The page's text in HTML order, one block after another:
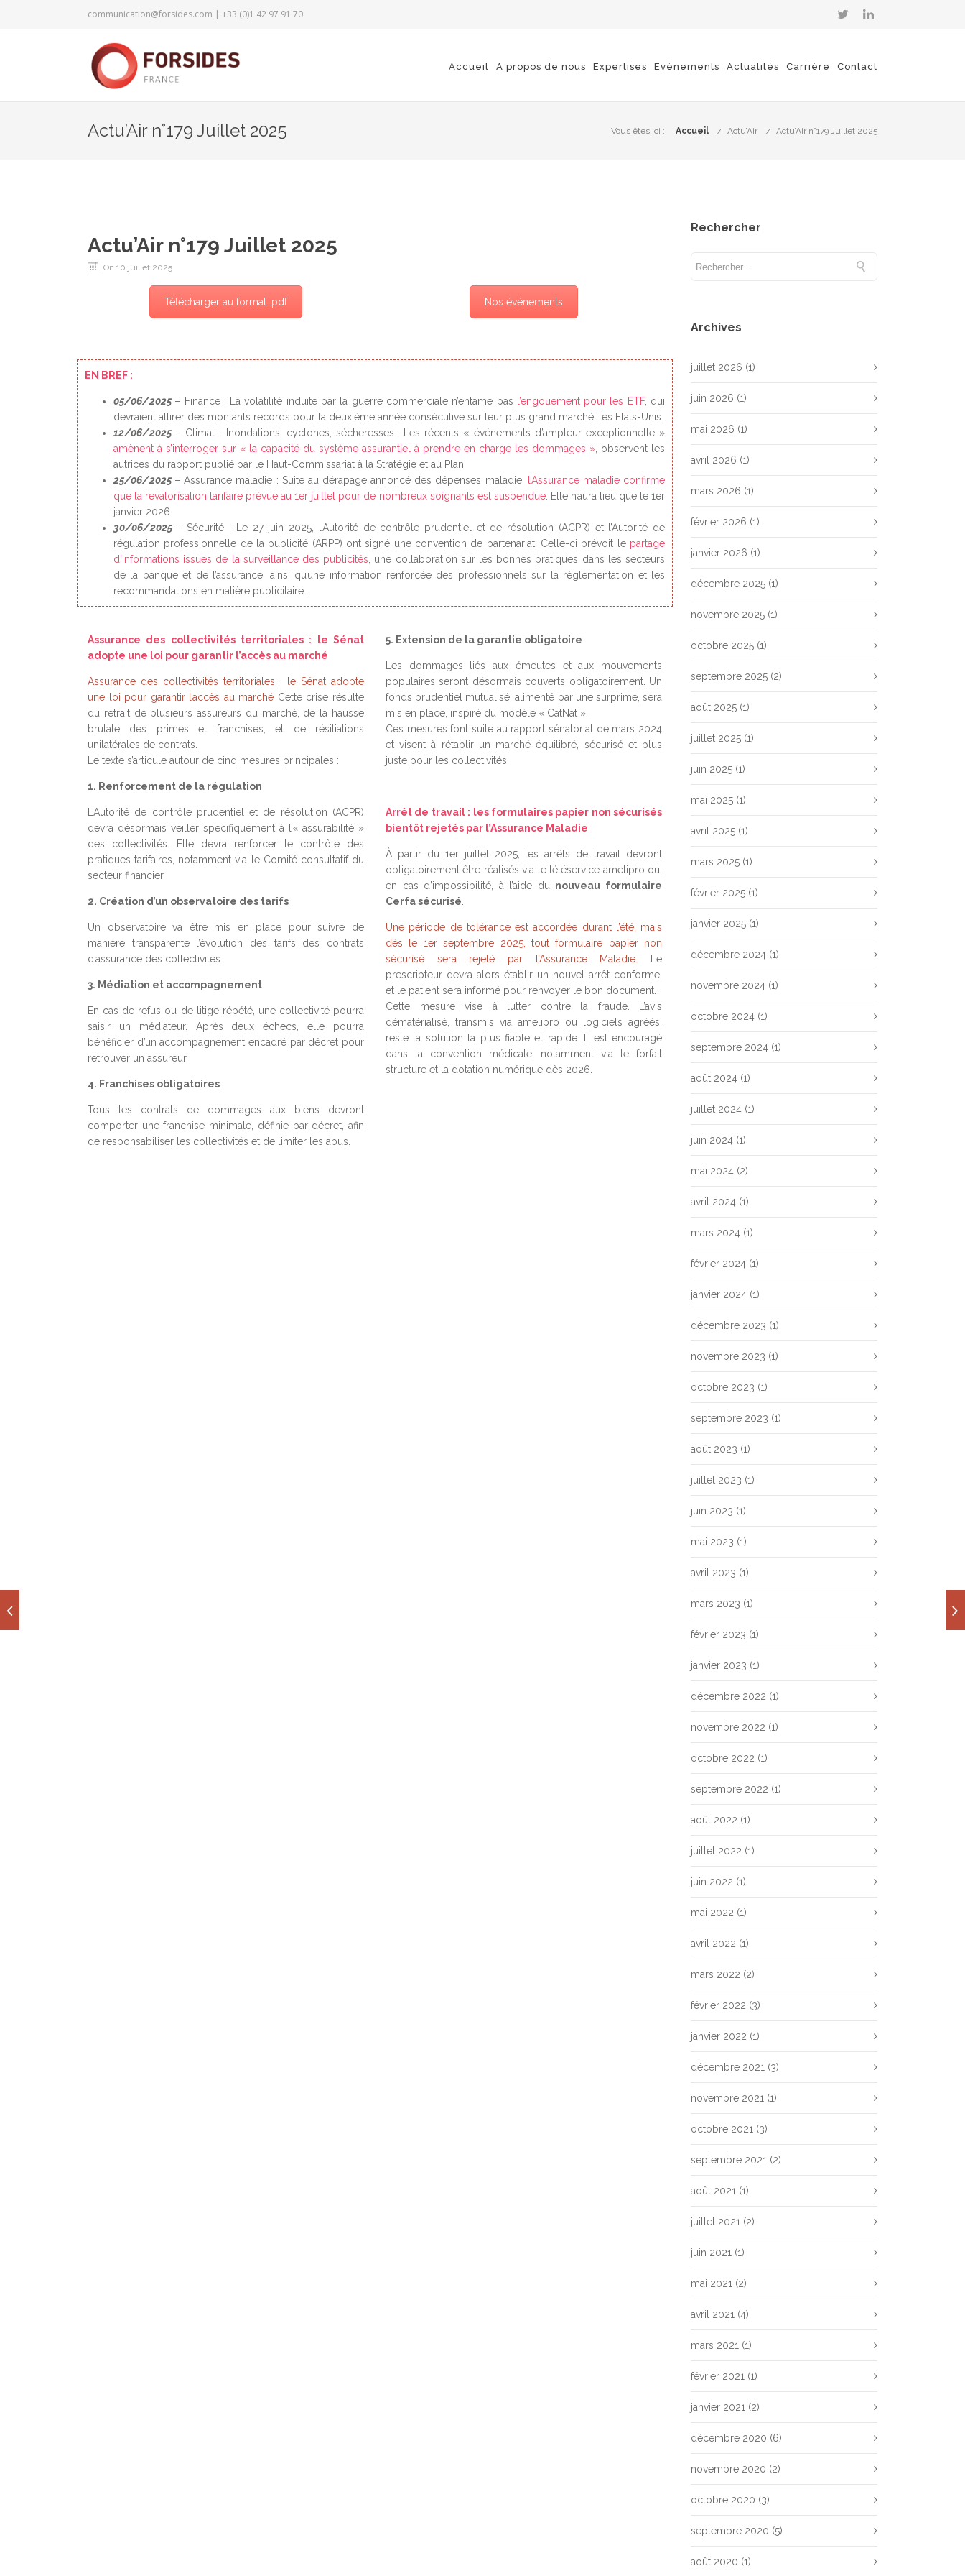
communication@forsides.com | +33 (0)1 42 97 91 70
Accueil A propos de nous Expertises Evènements Actualités Carrière Contact
Actu’Air n°179 Juillet 2025 Vous êtes ici : Accueil Actu’Air Actu’Air n°179 Juillet 2025
Actu’Air n°179 Juillet 2025
On 10 juillet 2025
Télécharger au format .pdf Nos évènements
EN BREF :
05/06/2025 – Finance : La volatilité induite par la guerre commerciale n’entame pas l’engouement pour les ETF, qui
devraient attirer des montants records pour la deuxième année consécutive sur leur plus grand marché, les Etats-Unis.
12/06/2025 – Climat : Inondations, cyclones, sécheresses… Les récents « événements d’ampleur exceptionnelle »
amènent à s’interroger sur « la capacité du système assurantiel à prendre en charge les dommages » , observent les
autrices du rapport publié par le Haut-Commissariat à la Stratégie et au Plan.
25/06/2025 – Assurance maladie : Suite au dérapage annoncé des dépenses maladie,
l’Assurance maladie confirme
que la revalorisation tarifaire prévue au 1er juillet pour de nombreux soignants est suspendue. Elle n’aura lieu que le 1er
janvier 2026.
30/06/2025 – Sécurité : Le 27 juin 2025, l’Autorité de contrôle prudentiel et de résolution (ACPR) et l’Autorité de
régulation professionnelle de la publicité (ARPP) ont signé une convention de partenariat. Celle-ci prévoit le partage
d’informations issues de la surveillance des publicités , une collaboration sur les bonnes pratiques dans les secteurs
de la banque et de l’assurance, ainsi qu’une information renforcée des professionnels sur la réglementation et les
recommandations en matière publicitaire.
Assurance des collectivités territoriales : le Sénat
adopte une loi pour garantir l’accès au marché
Assurance des collectivités territoriales : le Sénat adopte
une loi pour garantir l’accès au marché Cette crise résulte
du retrait de plusieurs assureurs du marché, de la hausse
brutale des primes et franchises, et de résiliations
unilatérales de contrats.
Le texte s’articule autour de cinq mesures principales :
1. Renforcement de la régulation
L’Autorité de contrôle prudentiel et de résolution (ACPR)
devra désormais veiller spécifiquement à l’« assurabilité »
des collectivités. Elle devra renforcer le contrôle des
pratiques tarifaires, notamment via le Comité consultatif du
secteur financier.
2. Création d’un observatoire des tarifs
Un observatoire va être mis en place pour suivre de
manière transparente l’évolution des tarifs des contrats
d’assurance des collectivités.
3. Médiation et accompagnement
En cas de refus ou de litige répété, une collectivité pourra
saisir un médiateur. Après deux échecs, elle pourra
bénéficier d’un accompagnement encadré par décret pour
retrouver un assureur.
4. Franchises obligatoires
Tous les contrats de dommages aux biens devront
comporter une franchise minimale, définie par décret, afin
de responsabiliser les collectivités et de limiter les abus.
5. Extension de la garantie obligatoire
Les dommages liés aux émeutes et aux mouvements
populaires seront désormais couverts obligatoirement. Un
fonds prudentiel mutualisé, alimenté par une surprime, sera
mis en place, inspiré du modèle « CatNat ».
Ces mesures font suite au rapport sénatorial de mars 2024
et visent à rétablir un marché équilibré, sécurisé et plus
juste pour les collectivités.
Arrêt de travail : les formulaires papier non sécurisés
bientôt rejetés par l’Assurance Maladie
À partir du 1er juillet 2025, les arrêts de travail devront
obligatoirement être réalisés via le téléservice amelipro ou,
en cas d’impossibilité, à l’aide du nouveau formulaire
Cerfa sécurisé
Une période de tolérance est accordée durant l’été, mais
dès le 1er septembre 2025, tout formulaire papier non
sécurisé sera rejeté par l’Assurance Maladie.
Le
prescripteur devra alors établir un nouvel arrêt conforme,
et le patient sera informé pour renvoyer le bon document.
Cette mesure vise à lutter contre la fraude. L’avis
dématérialisé, transmis via amelipro ou logiciels agréés,
reste la solution la plus fiable et rapide. Il est encouragé
dans la convention médicale, notamment via le forfait
structure et la dotation numérique dès 2026.
Rechercher
Archives
juillet 2026 (1)
juin 2026 (1)
mai 2026 (1)
avril 2026 (1)
mars 2026 (1)
février 2026 (1)
janvier 2026 (1)
décembre 2025 (1)
novembre 2025 (1)
octobre 2025 (1)
septembre 2025 (2)
août 2025 (1)
juillet 2025 (1)
juin 2025 (1)
mai 2025 (1)
avril 2025 (1)
mars 2025 (1)
février 2025 (1)
janvier 2025 (1)
décembre 2024 (1)
novembre 2024 (1)
octobre 2024 (1)
septembre 2024 (1)
août 2024 (1)
juillet 2024 (1)
juin 2024 (1)
mai 2024 (2)
avril 2024 (1)
mars 2024 (1)
février 2024 (1)
janvier 2024 (1)
décembre 2023 (1)
novembre 2023 (1)
octobre 2023 (1)
septembre 2023 (1)
août 2023 (1)
juillet 2023 (1)
juin 2023 (1)
mai 2023 (1)
avril 2023 (1)
mars 2023 (1)
février 2023 (1)
janvier 2023 (1)
décembre 2022 (1)
novembre 2022 (1)
octobre 2022 (1)
septembre 2022 (1)
août 2022 (1)
juillet 2022 (1)
juin 2022 (1)
mai 2022 (1)
avril 2022 (1)
mars 2022 (2)
février 2022 (3)
janvier 2022 (1)
décembre 2021 (3)
novembre 2021 (1)
octobre 2021 (3)
septembre 2021 (2)
août 2021 (1)
juillet 2021 (2)
juin 2021 (1)
mai 2021 (2)
avril 2021 (4)
mars 2021 (1)
février 2021 (1)
janvier 2021 (2)
décembre 2020 (6)
novembre 2020 (2)
octobre 2020 (3)
septembre 2020 (5)
août 2020 (1)